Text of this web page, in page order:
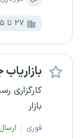
۲۷ تا ۳۵ میلیون تومان
کارگزاری
بازار
فوری